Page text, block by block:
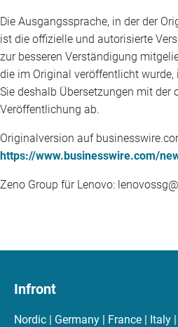
Die Ausgangssprache, in der der
ist die offizielle und autorisierte
zur besseren Verständigung
die im Original veröffentlicht
Sie deshalb Übersetzungen mit der
Veröffentlichung ab.
Originalversion auf
https://www.businesswire.com/
Zeno Group für Lenovo:
Infront
Nordic | Germany | France | Italy